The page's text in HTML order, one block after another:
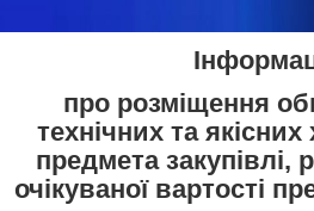
про розміщення
технічних та
предмета закупівлі,
очікуваної вартості